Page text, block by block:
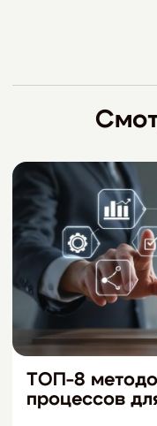
ТОП-8
процессов